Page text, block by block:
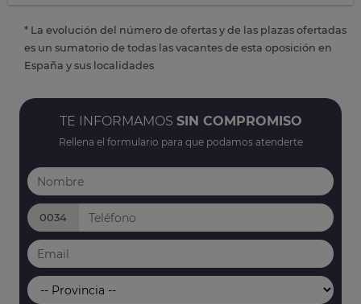
* La evolución del número de ofertas y de las plazas ofertadas
es un sumatorio de todas las vacantes de esta oposición en
España y sus localidades
TE INFORMAMOS SIN COMPROMISO
Rellena el formulario para que podamos atenderte
0034